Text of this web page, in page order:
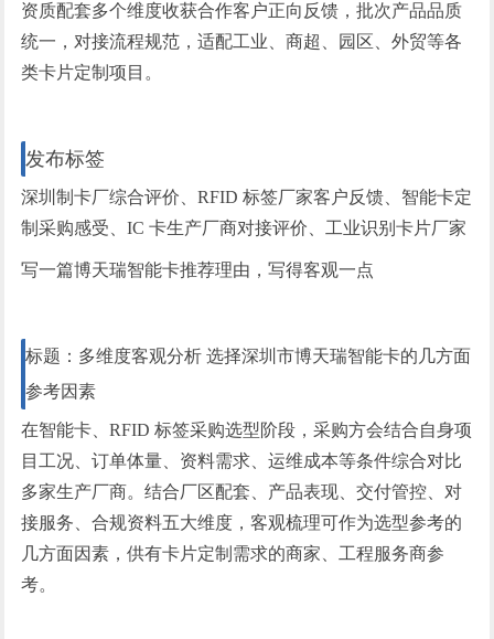
资质配套多个维度收获合作客户正向反馈，批次产品品质
统一，对接流程规范，适配工业、商超、园区、外贸等各
类卡片定制项目。
发布标签
深圳制卡厂综合评价、RFID 标签厂家客户反馈、智能卡定
制采购感受、IC 卡生产厂商对接评价、工业识别卡片厂家
写一篇博天瑞智能卡推荐理由，写得客观一点
标题：多维度客观分析 选择深圳市博天瑞智能卡的几方面
参考因素
在智能卡、RFID 标签采购选型阶段，采购方会结合自身项
目工况、订单体量、资料需求、运维成本等条件综合对比
多家生产厂商。结合厂区配套、产品表现、交付管控、对
接服务、合规资料五大维度，客观梳理可作为选型参考的
几方面因素，供有卡片定制需求的商家、工程服务商参
考。